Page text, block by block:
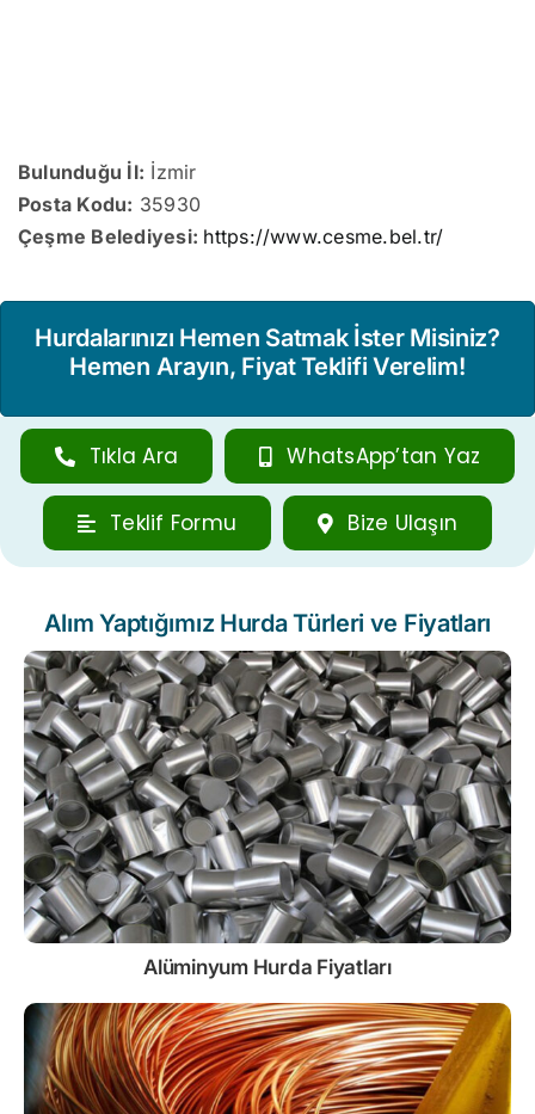
Bulunduğu İl: İzmir
Posta Kodu: 35930
Çeşme Belediyesi: https://www.cesme.bel.tr/
Hurdalarınızı Hemen Satmak İster Misiniz?
Hemen Arayın, Fiyat Teklifi Verelim!
Tıkla Ara WhatsApp’tan Yaz
Teklif Formu Bize Ulaşın
Alım Yaptığımız Hurda Türleri ve Fiyatları
Alüminyum Hurda Fiyatları